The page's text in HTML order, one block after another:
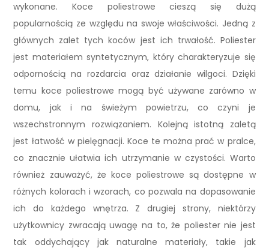
wykonane. Koce poliestrowe cieszą się dużą
popularnością ze względu na swoje właściwości. Jedną z
głównych zalet tych koców jest ich trwałość. Poliester
jest materiałem syntetycznym, który charakteryzuje się
odpornością na rozdarcia oraz działanie wilgoci. Dzięki
temu koce poliestrowe mogą być używane zarówno w
domu, jak i na świeżym powietrzu, co czyni je
wszechstronnym rozwiązaniem. Kolejną istotną zaletą
jest łatwość w pielęgnacji. Koce te można prać w pralce,
co znacznie ułatwia ich utrzymanie w czystości. Warto
również zauważyć, że koce poliestrowe są dostępne w
różnych kolorach i wzorach, co pozwala na dopasowanie
ich do każdego wnętrza. Z drugiej strony, niektórzy
użytkownicy zwracają uwagę na to, że poliester nie jest
tak oddychający jak naturalne materiały, takie jak